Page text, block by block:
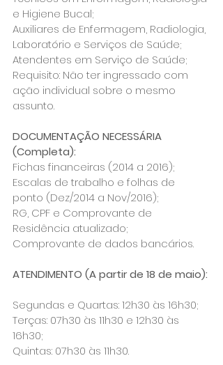
e Higiene Bucal;
Auxiliares de Enfermagem, Radiologia,
Laboratório e Serviços de Saúde;
Atendentes em Serviço de Saúde;
Requisito: Não ter ingressado com
ação individual sobre o mesmo
assunto.
DOCUMENTAÇÃO NECESSÁRIA
(Completa):
Fichas financeiras (2014 a 2016);
Escalas de trabalho e folhas de
ponto (Dez/2014 a Nov/2016);
RG, CPF e Comprovante de
Residência atualizado;
Comprovante de dados bancários.
ATENDIMENTO (A partir de 18 de maio):
Segundas e Quartas: 12h30 às 16h30;
Terças: 07h30 às 11h30 e 12h30 às
16h30;
Quintas: 07h30 às 11h30.